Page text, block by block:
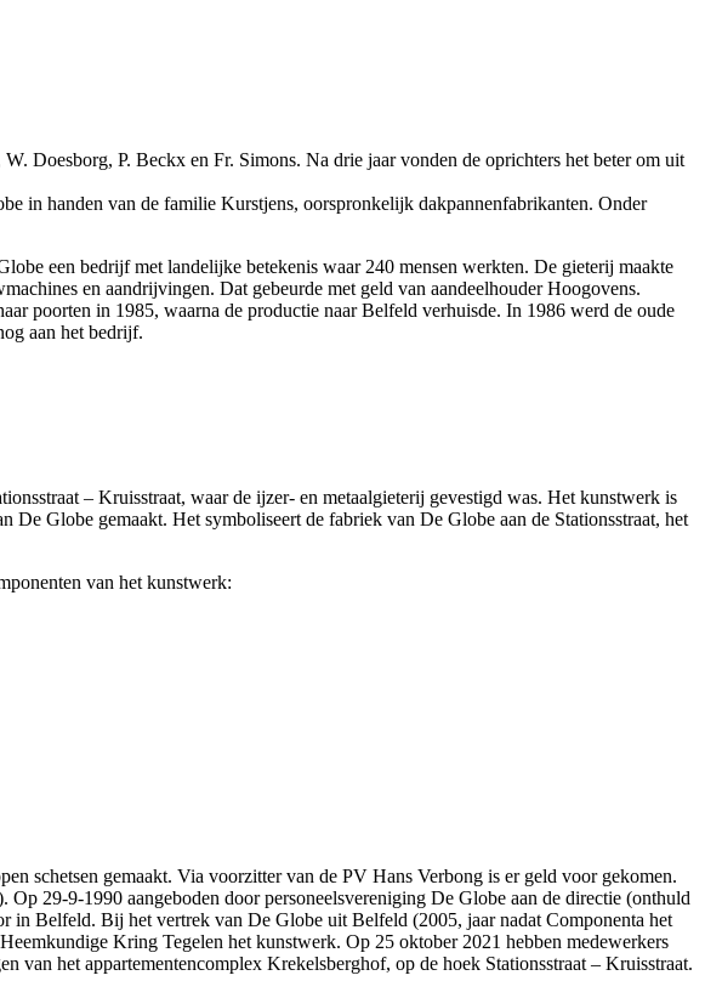
Doesborg, P. Beckx en Fr. Simons. Na drie jaar vonden de oprichters het beter om uit
in handen van de familie Kurstjens, oorspronkelijk dakpannenfabrikanten. Onder
een bedrijf met landelijke betekenis waar 240 mensen werkten. De gieterij maakte
en aandrijvingen. Dat gebeurde met geld van aandeelhouder Hoogovens.
poorten in 1985, waarna de productie naar Belfeld verhuisde. In 1986 werd de oude
aan het bedrijf.
– Kruisstraat, waar de ijzer- en metaalgieterij gevestigd was. Het kunstwerk is
Globe gemaakt. Het symboliseert de fabriek van De Globe aan de Stationsstraat, het
van het kunstwerk:
schetsen gemaakt. Via voorzitter van de PV Hans Verbong is er geld voor gekomen.
29-9-1990 aangeboden door personeelsvereniging De Globe aan de directie (onthuld
in Belfeld. Bij het vertrek van De Globe uit Belfeld (2005, jaar nadat Componenta het
Kring Tegelen het kunstwerk. Op 25 oktober 2021 hebben medewerkers
het appartementencomplex Krekelsberghof, op de hoek Stationsstraat – Kruisstraat.